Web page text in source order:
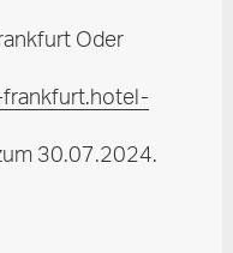
Oder
30.07.2024.